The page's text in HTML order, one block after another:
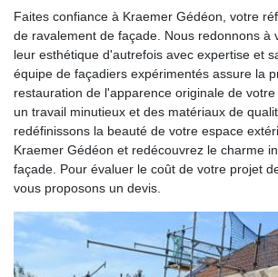
Faites confiance à Kraemer Gédéon, votre
de ravalement de façade. Nous redonnons à
leur esthétique d'autrefois avec expertise et
équipe de façadiers expérimentés assure la
restauration de l'apparence originale de
un travail minutieux et des matériaux de
redéfinissons la beauté de votre espace
Kraemer Gédéon et redécouvrez le charme
façade. Pour évaluer le coût de votre projet
vous proposons un devis.